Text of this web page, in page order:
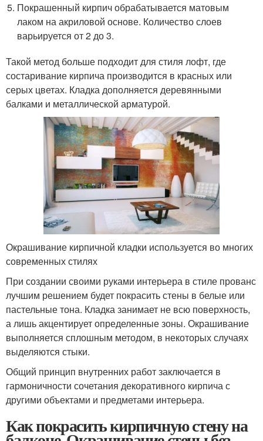
Покрашенный кирпич обрабатывается матовым
лаком на акриловой основе. Количество слоев
варьируется от 2 до 3.
Такой метод больше подходит для стиля лофт, где
состаривание кирпича производится в красных или
серых цветах. Кладка дополняется деревянными
балками и металлической арматурой.
Окрашивание кирпичной кладки используется во многих
современных стилях
При создании своими руками интерьера в стиле прованс
лучшим решением будет покрасить стены в белые или
пастельные тона. Кладка занимает не всю поверхность,
а лишь акцентирует определенные зоны. Окрашивание
выполняется сплошным методом, в некоторых случаях
выделяются стыки.
Общий принцип внутренних работ заключается в
гармоничности сочетания декоративного кирпича с
другими объектами и предметами интерьера.
Как покрасить кирпичную стену на